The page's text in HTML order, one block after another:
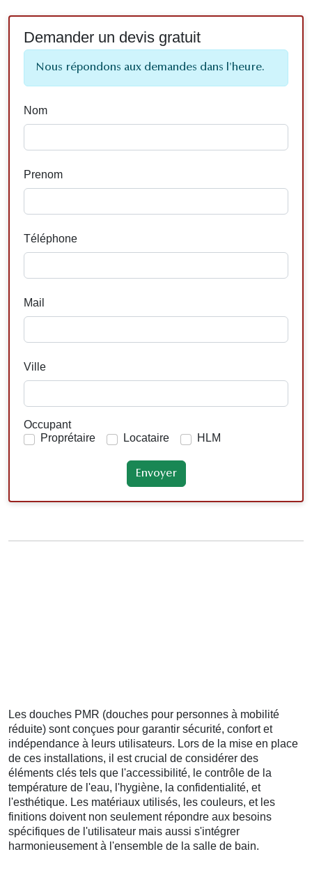
Demander un devis gratuit
Nous répondons aux demandes dans l'heure.
Nom
Prenom
Téléphone
Mail
Ville
Occupant
Proprétaire
Locataire HLM
Les douches PMR (douches pour personnes à mobilité
réduite) sont conçues pour garantir sécurité, confort et
indépendance à leurs utilisateurs. Lors de la mise en place
de ces installations, il est crucial de considérer des
éléments clés tels que l'accessibilité, le contrôle de la
température de l'eau, l'hygiène, la confidentialité, et
l'esthétique. Les matériaux utilisés, les couleurs, et les
finitions doivent non seulement répondre aux besoins
spécifiques de l'utilisateur mais aussi s'intégrer
harmonieusement à l'ensemble de la salle de bain.